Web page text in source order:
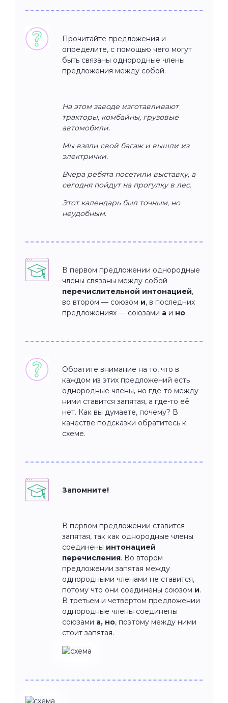
Прочитайте предложения и
определите, с помощью чего могут
быть связаны однородные члены
предложения между собой.
На этом заводе изготавливают
тракторы, комбайны, грузовые
автомобили.
Мы взяли свой багаж и вышли из
электрички.
Вчера ребята посетили выставку, а
сегодня пойдут на прогулку в лес.
Этот календарь был точным, но
неудобным.
В первом предложении однородные
члены связаны между собой
перечислительной интонацией,
во втором — союзом и, в последних
предложениях — союзами а и но.
Обратите внимание на то, что в
каждом из этих предложений есть
однородные члены, но где-то между
ними ставится запятая, а где-то её
нет. Как вы думаете, почему? В
качестве подсказки обратитесь к
схеме.
Запомните!
В первом предложении ставится
запятая, так как однородные члены
соединены интонацией
перечисления. Во втором
предложении запятая между
однородными членами не ставится,
потому что они соединены союзом и.
В третьем и четвёртом предложении
однородные члены соединены
союзами а, но, поэтому между ними
стоит запятая.